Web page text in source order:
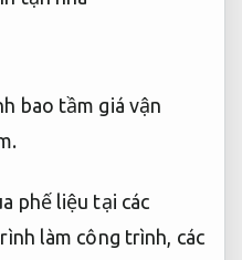
bao tầm giá vận
phế liệu tại các
làm công trình, các